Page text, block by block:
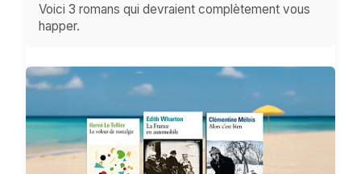
Voici 3 romans qui devraient complètement vous
happer.